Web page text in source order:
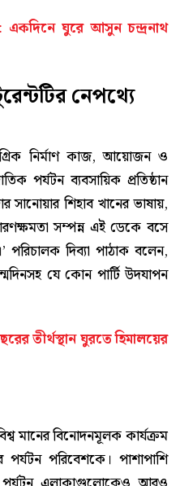
একদিনে ঘুরে আসুন চন্দ্রনাথ
নেপথ্যে
নির্মাণ কাজ, আয়োজন ও
পর্যটন ব্যবসায়িক প্রতিষ্ঠান
সানোয়ার শিহাব খানের ভাষায়,
সম্পন্ন এই ডেকে বসে
পরিচালক দিব্যা পাঠাক বলেন,
যে কোন পার্টি উদযাপন
তীর্থস্থান ঘুরতে হিমালয়ের
মানের বিনোদনমূলক কার্যক্রম
পরিবেশকে। পাশাপাশি